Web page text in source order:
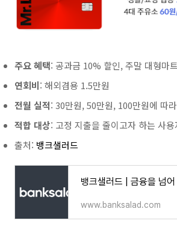
주요 혜택: 공과금 10% 할인, 주말 대형마
연회비: 해외겸용 1.5만원
전월 실적: 30만원, 50만원, 100만원에 따
적합 대상: 고정 지출을 줄이고자 하는 사용
출처: 뱅크샐러드
뱅크샐러드 | 금융을 넘
www.banksalad.com